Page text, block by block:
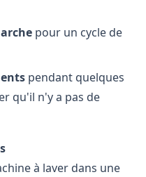
pour un cycle de
pendant quelques
qu'il n'y a pas de
à laver dans une